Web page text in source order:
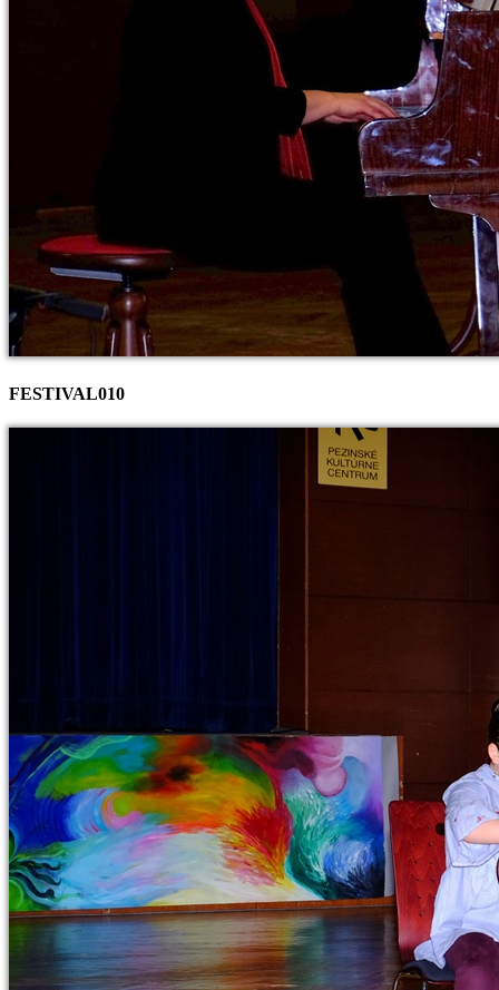
FESTIVAL010